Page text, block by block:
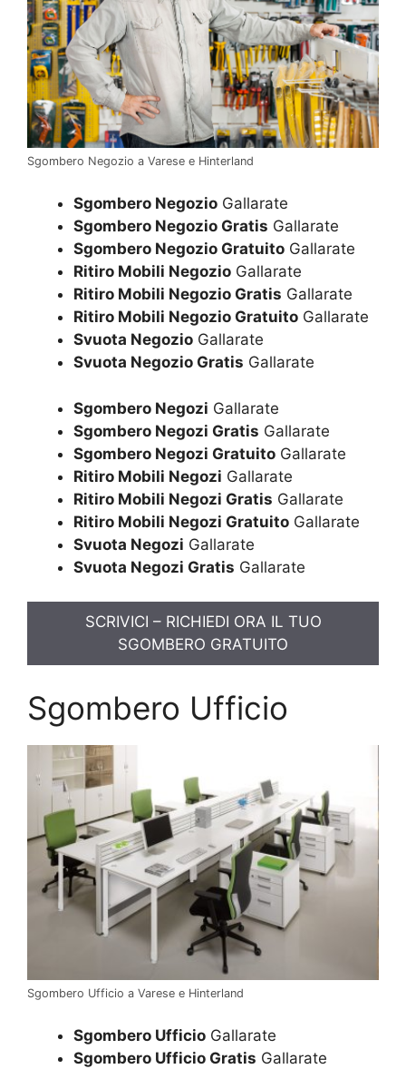
Sgombero Negozio a Varese e Hinterland
Sgombero Negozio Gallarate
Sgombero Negozio Gratis Gallarate
Sgombero Negozio Gratuito Gallarate
Ritiro Mobili Negozio Gallarate
Ritiro Mobili Negozio Gratis Gallarate
Ritiro Mobili Negozio Gratuito Gallarate
Svuota Negozio Gallarate
Svuota Negozio Gratis Gallarate
Sgombero Negozi Gallarate
Sgombero Negozi Gratis Gallarate
Sgombero Negozi Gratuito Gallarate
Ritiro Mobili Negozi Gallarate
Ritiro Mobili Negozi Gratis Gallarate
Ritiro Mobili Negozi Gratuito Gallarate
Svuota Negozi Gallarate
Svuota Negozi Gratis Gallarate
SCRIVICI – RICHIEDI ORA IL TUO
SGOMBERO GRATUITO
Sgombero Ufficio
Sgombero Ufficio a Varese e Hinterland
Sgombero Ufficio Gallarate
Sgombero Ufficio Gratis Gallarate